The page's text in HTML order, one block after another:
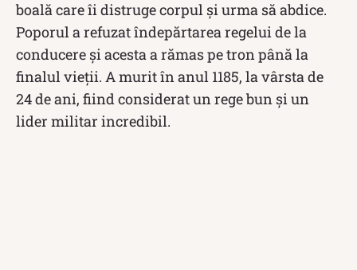
boală care îi distruge corpul și urma să abdice.
Poporul a refuzat îndepărtarea regelui de la
conducere și acesta a rămas pe tron până la
finalul vieții. A murit în anul 1185, la vârsta de
24 de ani, fiind considerat un rege bun și un
lider militar incredibil.